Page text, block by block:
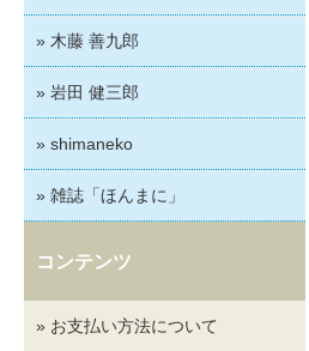
» 木藤 善九郎
» 岩田 健三郎
» shimaneko
» 雑誌「ほんまに」
コンテンツ
» お支払い方法について